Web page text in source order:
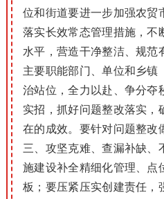
位和街道要进一步加强农贸
落实长效常态管理措施，不
水平，营造干净整洁、规范
主要职能部门、单位和乡镇
治站位，全力以赴、争分夺
实招，抓好问题整改落实，
在的成效。要针对问题整改
三、攻坚克难、查漏补缺、
施建设补全精细化管理、点
板；要压紧压实创建责任，